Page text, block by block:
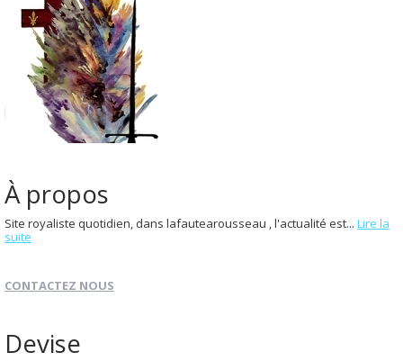
À propos
Site royaliste quotidien, dans lafautearousseau , l'actualité est... Lire la
suite
CONTACTEZ NOUS
Devise